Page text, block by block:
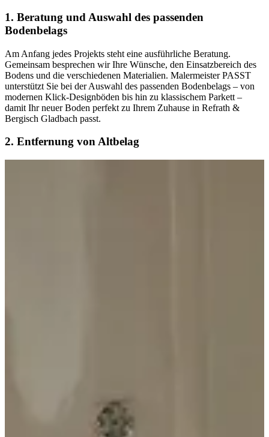
1. Beratung und Auswahl des passenden
Bodenbelags
Am Anfang jedes Projekts steht eine ausführliche Beratung.
Gemeinsam besprechen wir Ihre Wünsche, den Einsatzbereich des
Bodens und die verschiedenen Materialien. Malermeister PASST
unterstützt Sie bei der Auswahl des passenden Bodenbelags – von
modernen Klick-Designböden bis hin zu klassischem Parkett –
damit Ihr neuer Boden perfekt zu Ihrem Zuhause in Refrath &
Bergisch Gladbach passt.
2. Entfernung von Altbelag